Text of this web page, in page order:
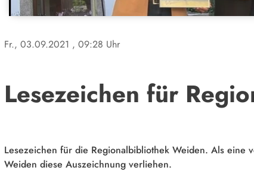
Fr., 03.09.2021 , 09:28 Uhr
Lesezeichen für
Lesezeichen für die Regionalbibliothek Weiden. Als
Weiden diese Auszeichnung verliehen.